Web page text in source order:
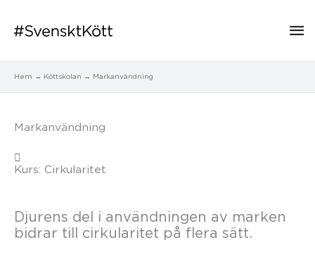
Hem Köttskolan Markanvändning
Markanvändning
Kurs: Cirkularitet
Djurens del i användningen av marken
bidrar till cirkularitet på flera sätt.